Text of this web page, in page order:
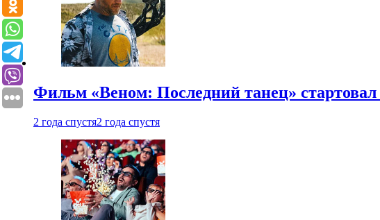
Фильм «Веном: Последний танец»
2 года спустя2 года спустя